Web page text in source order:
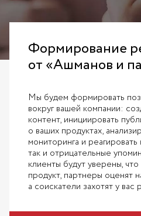
Формирование
от «Ашманов и
Мы будем формировать
вокруг вашей компании:
контент, инициировать
о ваших продуктах,
мониторинга и
так и отрицательные
клиенты будут уверены,
продукт, партнеры оценят
а соискатели захотят у вас